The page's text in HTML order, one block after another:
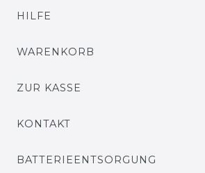
HILFE
WARENKORB
ZUR KASSE
KONTAKT
BATTERIEENTSORGUNG